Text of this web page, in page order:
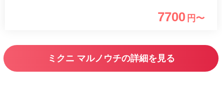
インor ソフトドリンクよりお選びいただ
けます。 2．季節のデザート パティシエ
7700 円〜
ミクニ マルノウチの詳細を見る